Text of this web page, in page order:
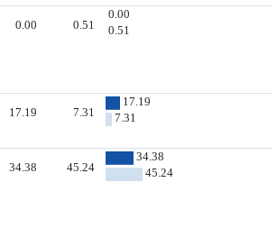
0.00 0.51
0.00
0.51
17.19 7.31
17.19
7.31
34.38 45.24
34.38
45.24